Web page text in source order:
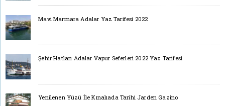
Mavi Marmara Adalar Yaz Tarifesi 2022
Şehir Hatları Adalar Vapur Seferleri 2022 Yaz Tarifesi
Yenilenen Yüzü İle Kınalıada Tarihi Jarden Gazino